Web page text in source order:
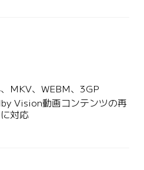
MKV、WEBM、3GP
Vision動画コンテンツの再
対応